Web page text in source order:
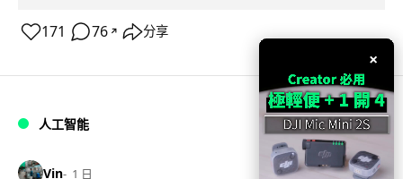
171 76 ↗ 分享
人工智能
Vin 1 日
×